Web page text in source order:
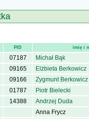
PID imię i
07187 Michał Bąk
09165 Elżbieta Berkowicz
09166 Zygmunt Berkowicz
01787 Piotr Bielecki
14388 Andrzej Duda
Anna Frycz